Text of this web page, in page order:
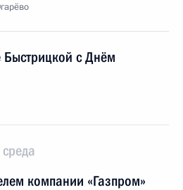
Быстрицкой с Днём
компании «Газпром»